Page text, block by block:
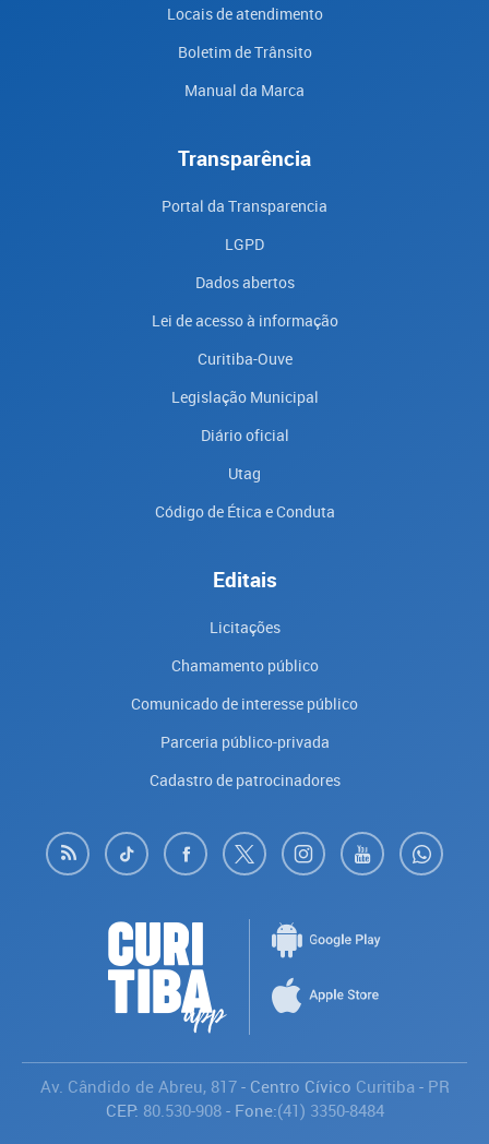
Locais de atendimento
Boletim de Trânsito
Manual da Marca
Transparência
Portal da Transparencia
LGPD
Dados abertos
Lei de acesso à informação
Curitiba-Ouve
Legislação Municipal
Diário oficial
Utag
Código de Ética e Conduta
Editais
Licitações
Chamamento público
Comunicado de interesse público
Parceria público-privada
Cadastro de patrocinadores
Av. Cândido de Abreu, 817- Centro Cívico Curitiba- PR
CEP: 80.530-908- Fone:(41) 3350-8484